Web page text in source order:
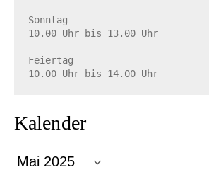
Sonntag
10.00 Uhr bis 13.00 Uhr
Feiertag
10.00 Uhr bis 14.00 Uhr
Kalender